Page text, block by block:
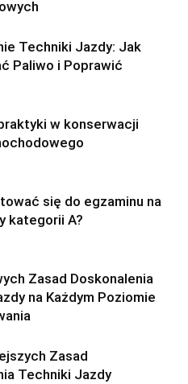
Techniki Jazdy: Jak
Paliwo i Poprawić
w konserwacji
się do egzaminu na
kategorii A?
Zasad Doskonalenia
na Każdym Poziomie
Zasad
Techniki Jazdy